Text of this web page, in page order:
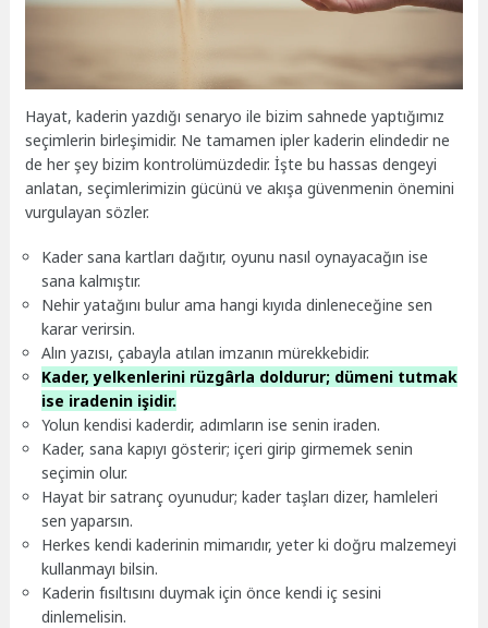
Hayat, kaderin yazdığı senaryo ile bizim sahnede yaptığımız
seçimlerin birleşimidir. Ne tamamen ipler kaderin elindedir ne
de her şey bizim kontrolümüzdedir. İşte bu hassas dengeyi
anlatan, seçimlerimizin gücünü ve akışa güvenmenin önemini
vurgulayan sözler.
Kader sana kartları dağıtır, oyunu nasıl oynayacağın ise
sana kalmıştır.
Nehir yatağını bulur ama hangi kıyıda dinleneceğine sen
karar verirsin.
Alın yazısı, çabayla atılan imzanın mürekkebidir.
Kader, yelkenlerini rüzgârla doldurur; dümeni tutmak
ise iradenin işidir.
Yolun kendisi kaderdir, adımların ise senin iraden.
Kader, sana kapıyı gösterir; içeri girip girmemek senin
seçimin olur.
Hayat bir satranç oyunudur; kader taşları dizer, hamleleri
sen yaparsın.
Herkes kendi kaderinin mimarıdır, yeter ki doğru malzemeyi
kullanmayı bilsin.
Kaderin fısıltısını duymak için önce kendi iç sesini
dinlemelisin.